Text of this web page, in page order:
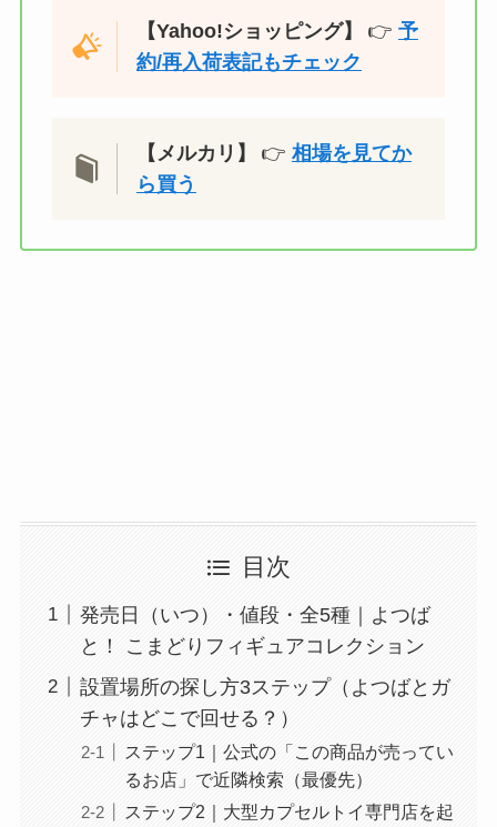
【Yahoo!ショッピング】 👉 予
約/再入荷表記もチェック
【メルカリ】 👉 相場を見てか
ら買う
目次
発売日（いつ）・値段・全5種｜よつば
と！ こまどりフィギュアコレクション
設置場所の探し方3ステップ（よつばとガ
チャはどこで回せる？）
ステップ1｜公式の「この商品が売ってい
るお店」で近隣検索（最優先）
ステップ2｜大型カプセルトイ専門店を起